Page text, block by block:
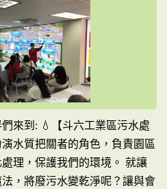
來到: 💧【斗六工業區污水處
水質把關者的角色，負責園區
理，保護我們的環境。 就讓
，將廢污水變乾淨呢？讓與會